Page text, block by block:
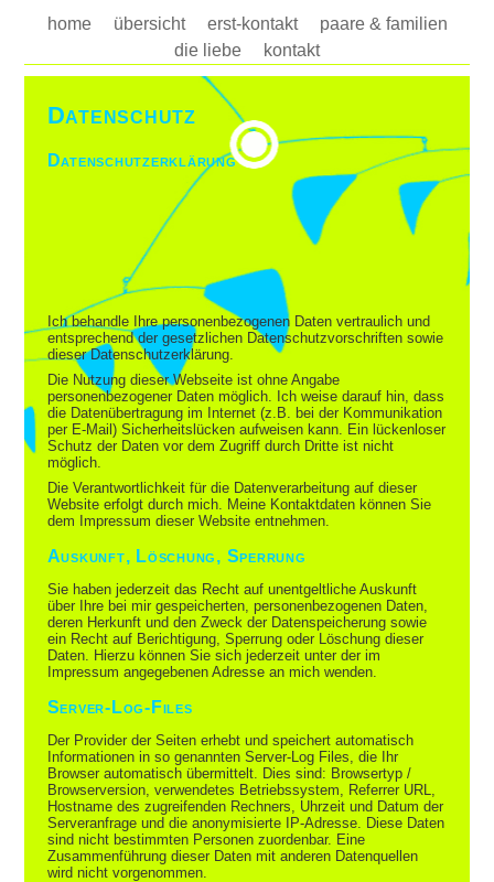
home übersicht erst-kontakt
paare & familien
die liebe
kontakt
Datenschutz
Datenschutzerklärung
Ich behandle Ihre personenbezogenen Daten vertraulich und
entsprechend der gesetzlichen Datenschutzvorschriften sowie
dieser Datenschutzerklärung.
Die Nutzung dieser Webseite ist ohne Angabe
personenbezogener Daten möglich. Ich weise darauf hin, dass
die Datenübertragung im Internet (z.B. bei der Kommunikation
per E-Mail) Sicherheitslücken aufweisen kann. Ein lückenloser
Schutz der Daten vor dem Zugriff durch Dritte ist nicht
möglich.
Die Verantwortlichkeit für die Datenverarbeitung auf dieser
Website erfolgt durch mich. Meine Kontaktdaten können Sie
dem Impressum dieser Website entnehmen.
Auskunft, Löschung, Sperrung
Sie haben jederzeit das Recht auf unentgeltliche Auskunft
über Ihre bei mir gespeicherten, personenbezogenen Daten,
deren Herkunft und den Zweck der Datenspeicherung sowie
ein Recht auf Berichtigung, Sperrung oder Löschung dieser
Daten. Hierzu können Sie sich jederzeit unter der im
Impressum angegebenen Adresse an mich wenden.
Server-Log-Files
Der Provider der Seiten erhebt und speichert automatisch
Informationen in so genannten Server-Log Files, die Ihr
Browser automatisch übermittelt. Dies sind: Browsertyp /
Browserversion, verwendetes Betriebssystem, Referrer URL,
Hostname des zugreifenden Rechners, Uhrzeit und Datum der
Serveranfrage und die anonymisierte IP-Adresse. Diese Daten
sind nicht bestimmten Personen zuordenbar. Eine
Zusammenführung dieser Daten mit anderen Datenquellen
wird nicht vorgenommen.